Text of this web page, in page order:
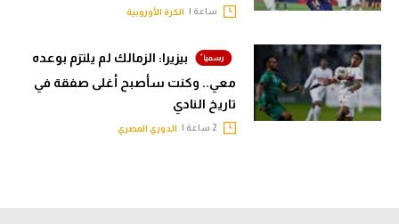
ساعة | الكرة الأوروبية
بيزيرا: الزمالك لم يلتزم بوعده
معي.. وكنت سأصبح أغلى صفقة في
تاريخ النادي
الدوري المصري